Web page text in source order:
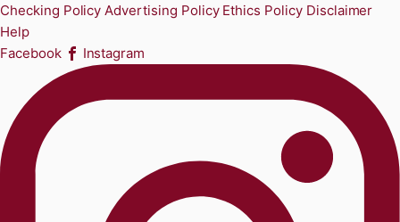
Checking Policy Advertising Policy Ethics Policy Disclaimer
Help
Facebook
Instagram